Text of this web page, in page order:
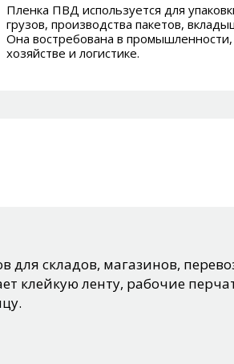
Пленка ПВД используется для
грузов, производства пакетов,
Она востребована в промышленности,
хозяйстве и логистике.
складов, магазинов,
клейкую ленту, рабочие